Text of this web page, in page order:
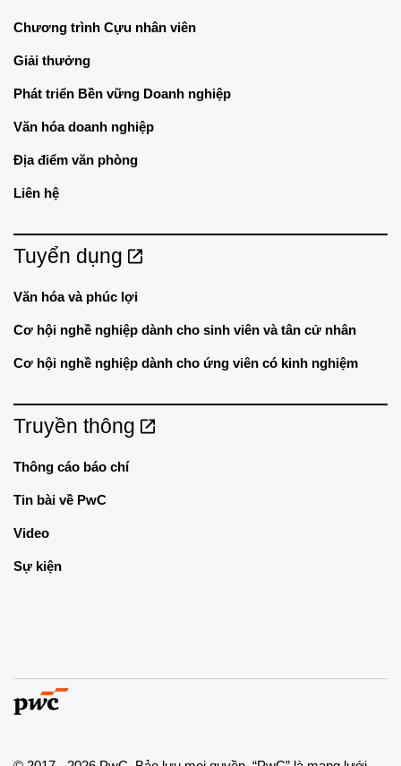
Chương trình Cựu nhân viên
Giải thưởng
Phát triển Bền vững Doanh nghiệp
Văn hóa doanh nghiệp
Địa điểm văn phòng
Liên hệ
Tuyển dụng
Văn hóa và phúc lợi
Cơ hội nghề nghiệp dành cho sinh viên và tân cử nhân
Cơ hội nghề nghiệp dành cho ứng viên có kinh nghiệm
Truyền thông
Thông cáo báo chí
Tin bài về PwC
Video
Sự kiện